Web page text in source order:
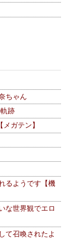
ちゃん
跡
ガテン】
るようです【機
な世界観でエロ
て召喚されたよ